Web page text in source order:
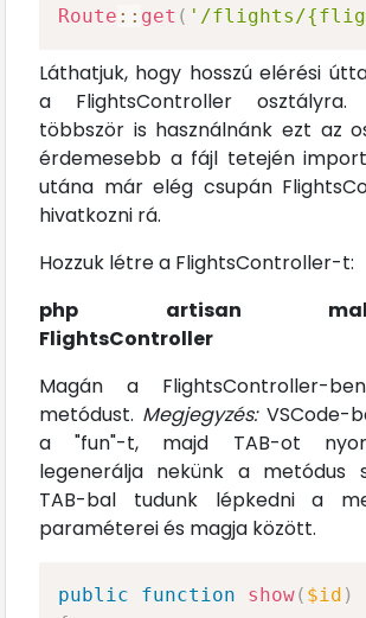
Route :: get ( '/flights/
Láthatjuk, hogy hosszú elérési
a FlightsController
többször is használnánk ezt az
érdemesebb a fájl tetején
utána már elég csupán
hivatkozni rá.
Hozzuk létre a FlightsController-t:
php artisan
FlightsController
Magán a FlightsController-
metódust. Megjegyzés:VSCode-
a "fun"-t, majd TAB-ot
legenerálja nekünk a metódus
TAB-bal tudunk lépkedni a
paraméterei és magja között.
public function show( $id )